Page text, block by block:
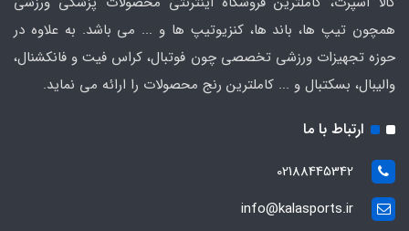
همچون تیپ ها، باند ها، کنزیوتیپ ها و ... می باشد. به علاوه در
حوزه تجهیزات ورزشی تخصصی چون فوتبال، کراس فیت و فانکشنال،
والیبال، بسکتبال و ... کاملترین رنج محصولات را ارائه می نماید.
ارتباط با ما
02188445342
info@kalasports.ir